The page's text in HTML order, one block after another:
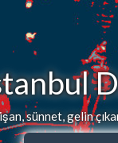
sünnet, gelin